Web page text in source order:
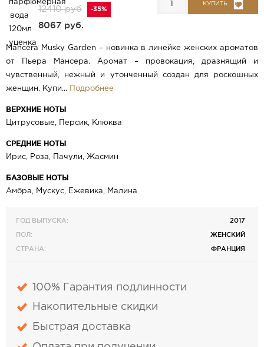
12410 руб -35%
8067 руб.
КУПИТЬ
Mancera Musky Garden – новинка в линейке женских ароматов
от Пьера Мансера. Аромат – провокация, дразнящий и
чувственный, нежный и утонченный создан для роскошных
женщин. Купи... Подробнее
ВЕРХНИЕ НОТЫ
Цитрусовые, Персик, Клюква
СРЕДНИЕ НОТЫ
Ирис, Роза, Пачули, Жасмин
БАЗОВЫЕ НОТЫ
Амбра, Мускус, Ежевика, Малина
ГОД ВЫПУСКА:
2017
ПОЛ:
ЖЕНСКИЙ
СТРАНА:
ФРАНЦИЯ
100% Гарантия подлинности
Накопительные скидки
Быстрая доставка